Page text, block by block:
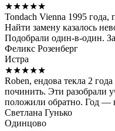
★★★★★
Tondach Vienna 1995 года,
Найти замену казалось
Подобрали один-в-один.
Феликс Розенберг
Истра
★★★★★
Roben, ендова текла 2
починить. Эти разобрали
положили обратно. Год —
Светлана Гунько
Одинцово